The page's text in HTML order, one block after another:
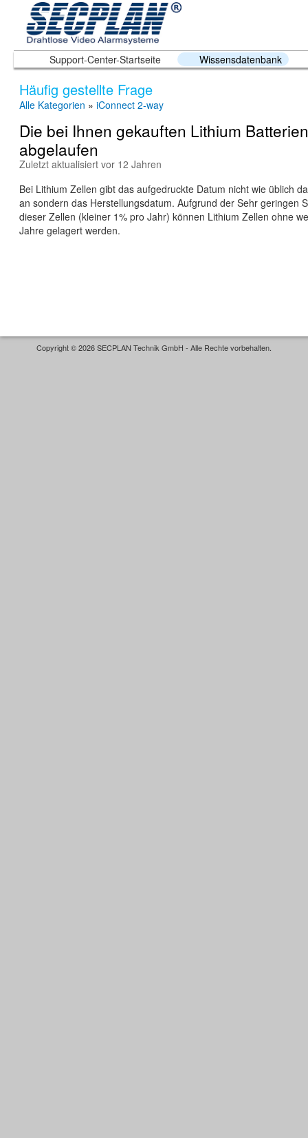
Support-Center-Startseite Wissensdatenbank
Häufig gestellte Frage
Alle Kategorien » iConnect 2-way
Die bei Ihnen gekauften Lithium
abgelaufen
Zuletzt aktualisiert vor 12 Jahren
Bei Lithium Zellen gibt das aufgedruckte Datum nicht wie üblich
an sondern das Herstellungsdatum. Aufgrund der Sehr geringen
dieser Zellen (kleiner 1% pro Jahr) können Lithium Zellen ohne
Jahre gelagert werden.
Copyright © 2026 SECPLAN Technik GmbH - Alle Rechte vorbehalten.